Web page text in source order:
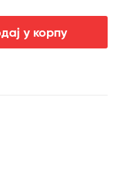
у корпу